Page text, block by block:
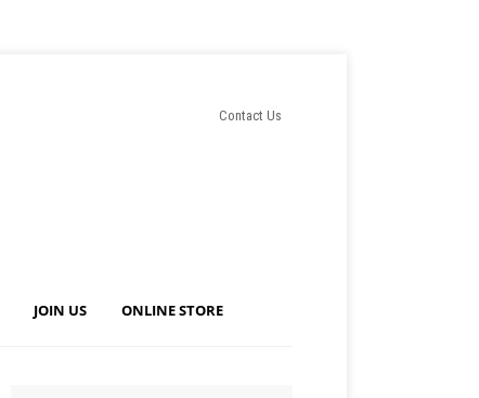
Contact Us
JOIN US ONLINE STORE